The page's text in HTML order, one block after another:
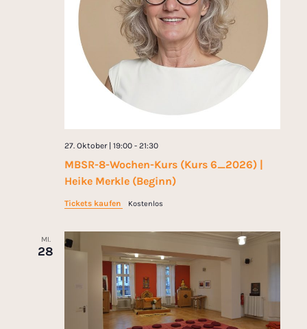
MBSR-8-Wochen-Kurs (Kurs 6_2026) |
Heike Merkle (Beginn)
27. Oktober | 19:00- 21:30
Tickets kaufen Kostenlos
MI.
28